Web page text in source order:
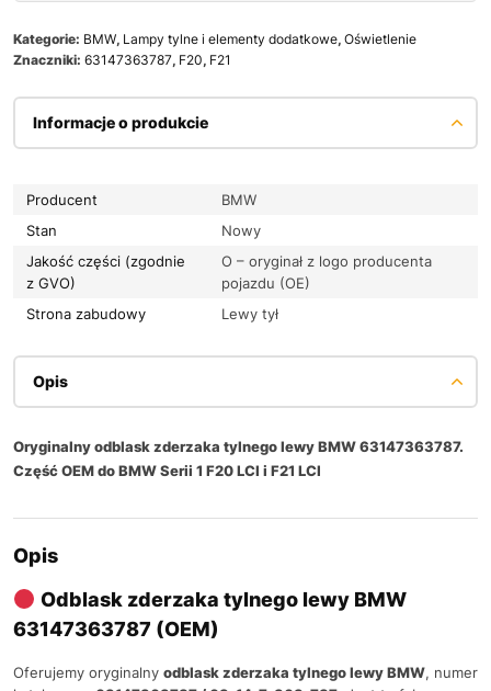
Kategorie: BMW, Lampy tylne i elementy dodatkowe, Oświetlenie
Znaczniki: 63147363787, F20, F21
Informacje o produkcie
Producent
BMW
Stan
Nowy
Jakość części (zgodnie
z GVO)
O – oryginał z logo producenta
pojazdu (OE)
Strona zabudowy
Lewy tył
Opis
Oryginalny odblask zderzaka tylnego lewy BMW 63147363787.
Część OEM do BMW Serii 1 F20 LCI i F21 LCI
Opis
Odblask zderzaka tylnego lewy BMW
63147363787 (OEM)
Oferujemy oryginalny odblask zderzaka tylnego lewy BMW, numer